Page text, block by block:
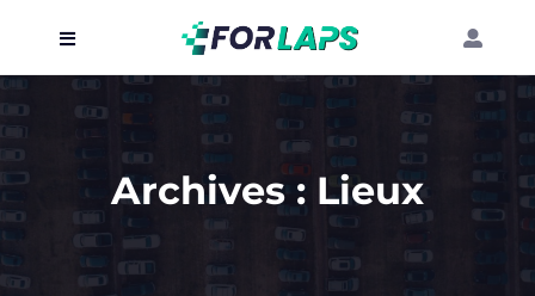
Localisation
Organisateur
Archives : Lieux